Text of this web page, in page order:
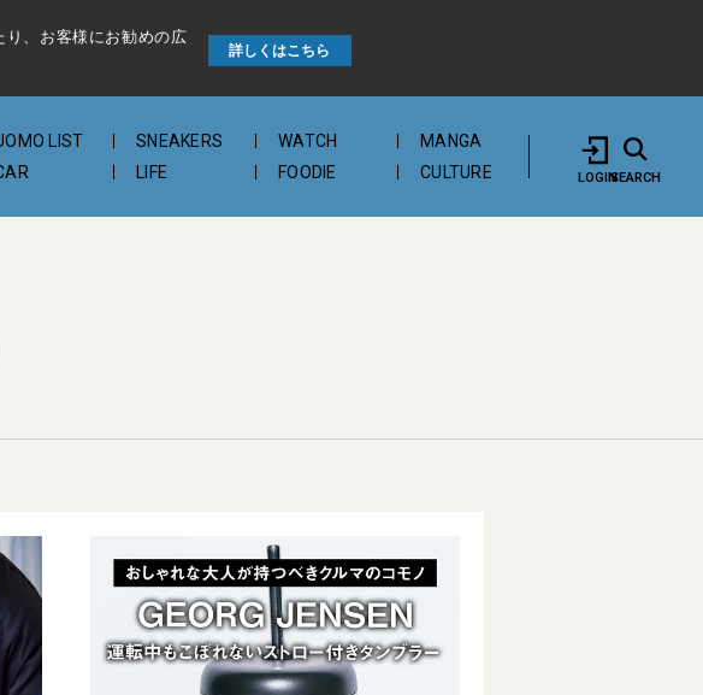
、お客様にお勧めの広
詳しくはこちら
LIST SNEAKERS WATCH
MANGA
LIFE FOODIE CULTURE LOGINSEARCH